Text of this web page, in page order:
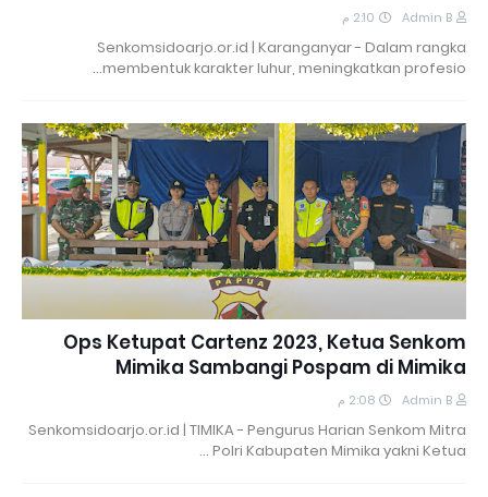
Admin B 2:10 م
Senkomsidoarjo.or.id | Karanganyar - Dalam rangka
membentuk karakter luhur, meningkatkan profesio…
Ops Ketupat Cartenz 2023, Ketua Senkom
Mimika Sambangi Pospam di Mimika
Admin B 2:08 م
Senkomsidoarjo.or.id | TIMIKA - Pengurus Harian Senkom Mitra
Polri Kabupaten Mimika yakni Ketua …